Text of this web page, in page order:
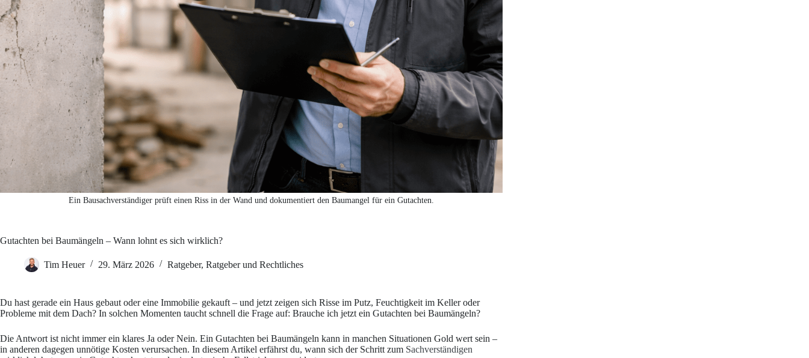
Ein Bausachverständiger prüft einen Riss in der Wand und dokumentiert den Baumangel für ein Gutachten.
Gutachten bei Baumängeln – Wann lohnt es sich wirklich?
Tim Heuer 29. März 2026 Ratgeber, Ratgeber und Rechtliches
Du hast gerade ein Haus gebaut oder eine Immobilie gekauft – und jetzt zeigen sich Risse im Putz, Feuchtigkeit im Keller oder
Probleme mit dem Dach? In solchen Momenten taucht schnell die Frage auf: Brauche ich jetzt ein Gutachten bei Baumängeln?
Die Antwort ist nicht immer ein klares Ja oder Nein. Ein Gutachten bei Baumängeln kann in manchen Situationen Gold wert sein –
in anderen dagegen unnötige Kosten verursachen. In diesem Artikel erfährst du, wann sich der Schritt zum Sachverständigen